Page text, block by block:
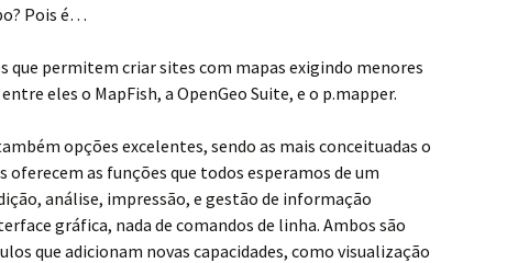
Pois é…
que permitem criar sites com mapas exigindo menores
eles o MapFish, a OpenGeo Suite, e o p.mapper.
opções excelentes, sendo as mais conceituadas o
oferecem as funções que todos esperamos de um
análise, impressão, e gestão de informação
gráfica, nada de comandos de linha. Ambos são
que adicionam novas capacidades, como visualização